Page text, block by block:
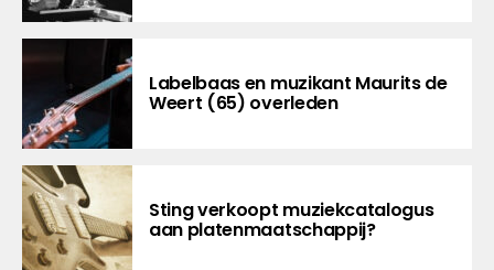
Labelbaas en muzikant Maurits de
Weert (65) overleden
Sting verkoopt muziekcatalogus
aan platenmaatschappij?